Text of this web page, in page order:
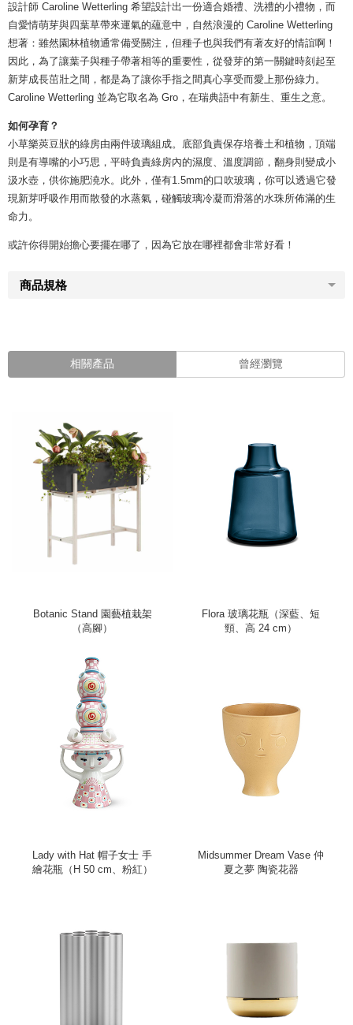
設計師 Caroline Wetterling 希望設計出一份適合婚禮、洗禮的小禮物，而
自愛情萌芽與四葉草帶來運氣的蘊意中，自然浪漫的 Caroline Wetterling
想著：雖然園林植物通常備受關注，但種子也與我們有著友好的情誼啊！
因此，為了讓葉子與種子帶著相等的重要性，從發芽的第一關鍵時刻起至
新芽成長茁壯之間，都是為了讓你手指之間真心享受而愛上那份綠力。
Caroline Wetterling 並為它取名為 Gro，在瑞典語中有新生、重生之意。
如何孕育？
小草樂莢豆狀的綠房由兩件玻璃組成。底部負責保存培養土和植物，頂端
則是有導嘴的小巧思，平時負責綠房內的濕度、溫度調節，翻身則變成小
汲水壺，供你施肥澆水。此外，僅有1.5mm的口吹玻璃，你可以透過它發
現新芽呼吸作用而散發的水蒸氣，碰觸玻璃冷凝而滑落的水珠所佈滿的生
命力。
或許你得開始擔心要擺在哪了，因為它放在哪裡都會非常好看！
商品規格
相關產品 曾經瀏覽
Botanic Stand 園藝植栽架
（高腳）
Flora 玻璃花瓶（深藍、短
頸、高 24 cm）
Lady with Hat 帽子女士 手
繪花瓶（H 50 cm、粉紅）
Midsummer Dream Vase 仲
夏之夢 陶瓷花器